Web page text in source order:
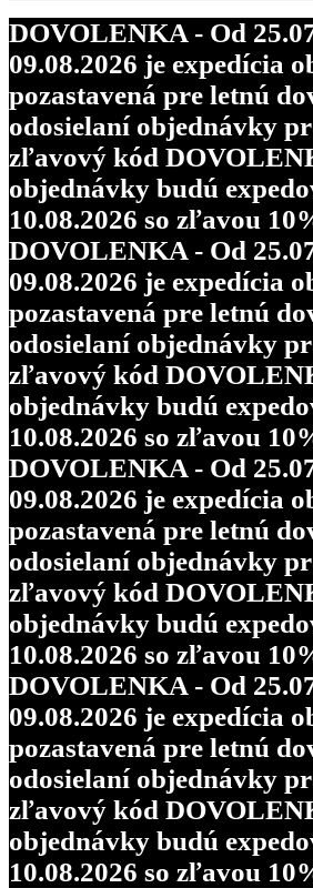
DOVOLENKA - Od
09.08.2026 je expedícia
pozastavená pre letnú
odosielaní objednávky
zľavový kód
objednávky budú
10.08.2026 so zľavou
DOVOLENKA - Od
09.08.2026 je expedícia
pozastavená pre letnú
odosielaní objednávky
zľavový kód
objednávky budú
10.08.2026 so zľavou
DOVOLENKA - Od
09.08.2026 je expedícia
pozastavená pre letnú
odosielaní objednávky
zľavový kód
objednávky budú
10.08.2026 so zľavou
DOVOLENKA - Od
09.08.2026 je expedícia
pozastavená pre letnú
odosielaní objednávky
zľavový kód
objednávky budú
10.08.2026 so zľavou